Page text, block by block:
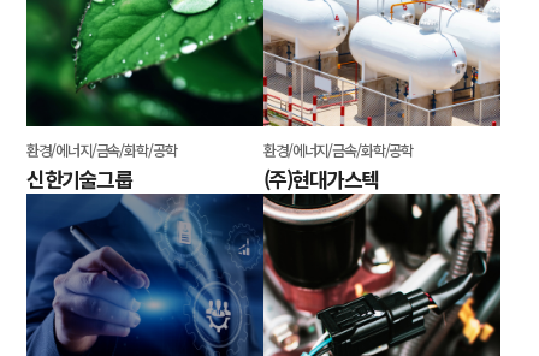
환경/에너지/금속/화학/공학
신한기술그룹
환경/에너지/금속/화학/공학
(주)현대가스텍